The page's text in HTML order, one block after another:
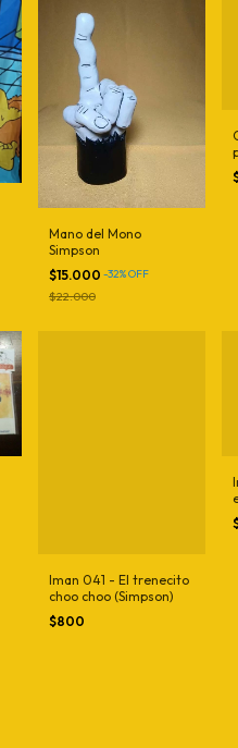
Mano del Mono
Simpson
$15.000 -32%OFF
$22.000
Iman 041 - El trenecito
choo choo (Simpson)
$800